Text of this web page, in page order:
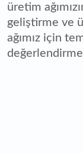
üretim
geliştirme ve
ağımız için